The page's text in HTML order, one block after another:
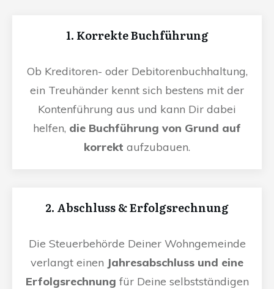
1. Korrekte Buchführung
Ob Kreditoren- oder Debitorenbuchhaltung,
ein Treuhänder kennt sich bestens mit der
Kontenführung aus und kann Dir dabei
helfen, die Buchführung von Grund auf
korrekt aufzubauen.
2. Abschluss & Erfolgsrechnung
Die Steuerbehörde Deiner Wohngemeinde
verlangt einen Jahresabschluss und eine
Erfolgsrechnung für Deine selbstständigen